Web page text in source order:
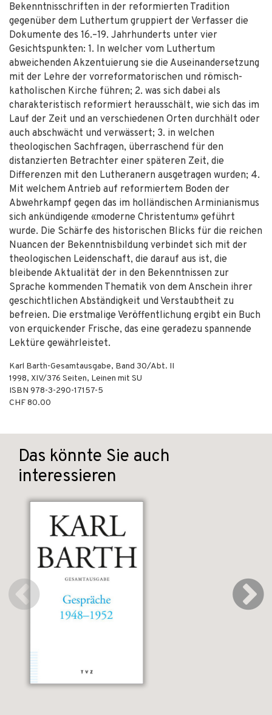
Bekenntnisschriften in der reformierten Tradition
gegenüber dem Luthertum gruppiert der Verfasser die
Dokumente des 16.–19. Jahrhunderts unter vier
Gesichtspunkten: 1. In welcher vom Luthertum
abweichenden Akzentuierung sie die Auseinandersetzung
mit der Lehre der vorreformatorischen und römisch-
katholischen Kirche führen; 2. was sich dabei als
charakteristisch reformiert herausschält, wie sich das im
Lauf der Zeit und an verschiedenen Orten durchhält oder
auch abschwächt und verwässert; 3. in welchen
theologischen Sachfragen, überraschend für den
distanzierten Betrachter einer späteren Zeit, die
Differenzen mit den Lutheranern ausgetragen wurden; 4.
Mit welchem Antrieb auf reformiertem Boden der
Abwehrkampf gegen das im holländischen Arminianismus
sich ankündigende «moderne Christentum» geführt
wurde. Die Schärfe des historischen Blicks für die reichen
Nuancen der Bekenntnisbildung verbindet sich mit der
theologischen Leidenschaft, die darauf aus ist, die
bleibende Aktualität der in den Bekenntnissen zur
Sprache kommenden Thematik von dem Anschein ihrer
geschichtlichen Abständigkeit und Verstaubtheit zu
befreien. Die erstmalige Veröffentlichung ergibt ein Buch
von erquickender Frische, das eine geradezu spannende
Lektüre gewährleistet.
Karl Barth-Gesamtausgabe, Band 30/Abt. II
1998, XIV/376 Seiten, Leinen mit SU
ISBN 978-3-290-17157-5
CHF 80.00
Das könnte Sie auch
interessieren